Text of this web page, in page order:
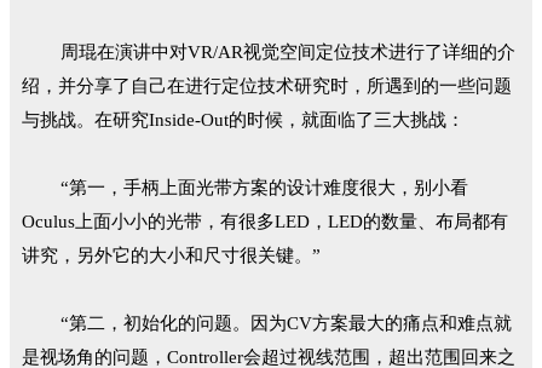
周琨在演讲中对VR/AR视觉空间定位技术进行了详细的介
绍，并分享了自己在进行定位技术研究时，所遇到的一些问题
与挑战。在研究Inside-Out的时候，就面临了三大挑战：
“第一，手柄上面光带方案的设计难度很大，别小看
Oculus上面小小的光带，有很多LED，LED的数量、布局都有
讲究，另外它的大小和尺寸很关键。”
“第二，初始化的问题。因为CV方案最大的痛点和难点就
是视场角的问题，Controller会超过视线范围，超出范围回来之